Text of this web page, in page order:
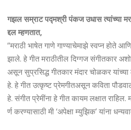
गझल सम्राट पद्मश्री पंकज उधास त्यांच्या
द्दल म्हणतात,
“मराठी भाषेत गाणे गाण्याचेमाझे स्वप्न होते आणि
झाले. हे गीत मराठीतील दिग्गज संगीतकार
असून सुप्रसिद्ध गीतकार मंदार चोळकर
हे. हे गीत उत्कृष्ट प्रेमगीतअसून कविता
हे. संगीत प्रेमींना हे गीत कायम लक्षात राहिल.
र्ण करण्यासाठी मी ‘अपेक्षा म्युझिक’ यांना